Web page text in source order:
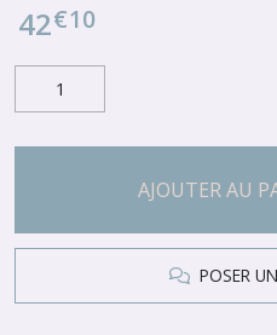
42€10
AJOUTER AU
POSER